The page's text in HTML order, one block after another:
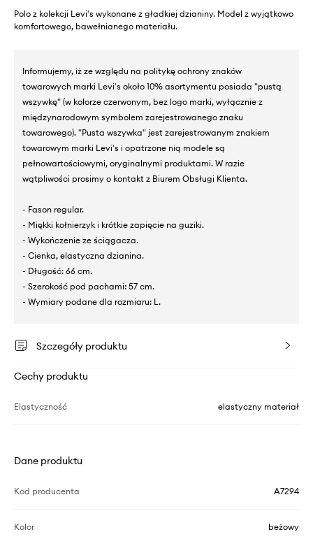
Polo z kolekcji Levi's wykonane z gładkiej dzianiny. Model z wyjątkowo
komfortowego, bawełnianego materiału.
Informujemy, iż ze względu na politykę ochrony znaków
towarowych marki Levi's około 10% asortymentu posiada "pustą
wszywkę" (w kolorze czerwonym, bez logo marki, wyłącznie z
międzynarodowym symbolem zarejestrowanego znaku
towarowego). "Pusta wszywka" jest zarejestrowanym znakiem
towarowym marki Levi's i opatrzone nią modele są
pełnowartościowymi, oryginalnymi produktami. W razie
wątpliwości prosimy o kontakt z Biurem Obsługi Klienta.
- Fason regular.
- Miękki kołnierzyk i krótkie zapięcie na guziki.
- Wykończenie ze ściągacza.
- Cienka, elastyczna dzianina.
- Długość: 66 cm.
- Szerokość pod pachami: 57 cm.
- Wymiary podane dla rozmiaru: L.
Szczegóły produktu
Cechy produktu
Elastyczność elastyczny materiał
Dane produktu
Kod producenta A7294
Kolor beżowy